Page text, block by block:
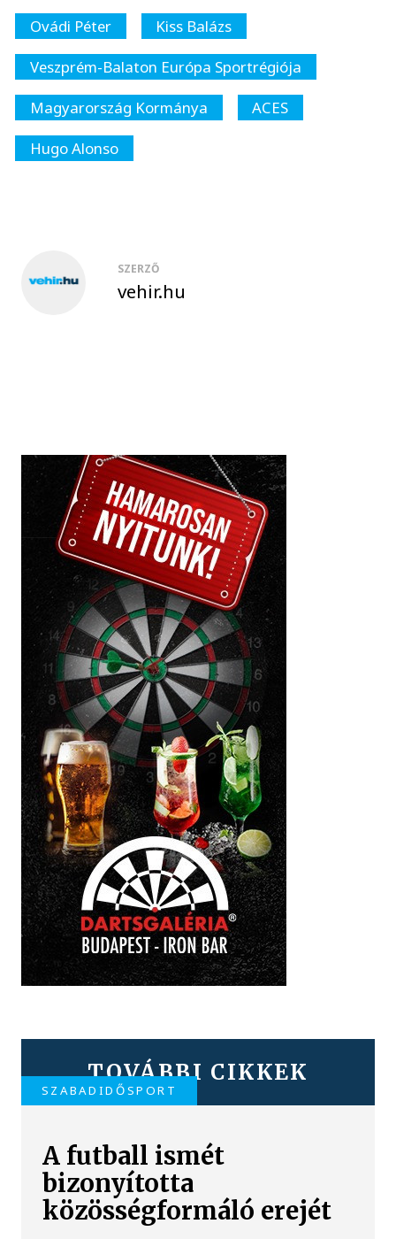
Ovádi Péter
Kiss Balázs
Veszprém-Balaton Európa Sportrégiója
Magyarország Kormánya
ACES
Hugo Alonso
SZERZŐ
vehir.hu
TOVÁBBI CIKKEK
SZABADIDŐSPORT
A futball ismét
bizonyította
közösségformáló erejét